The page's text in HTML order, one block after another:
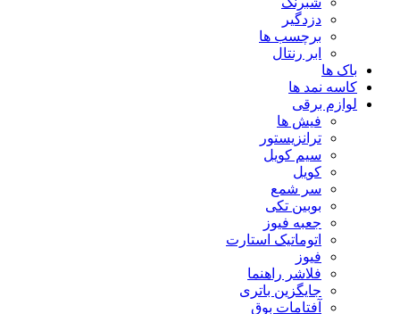
دزدگیر
برچسب ها
ابر رنتال
باک ها
کاسه نمد ها
لوازم برقی
فیش ها
ترانزیستور
سیم کویل
کویل
سر شمع
بوبین تکی
جعبه فیوز
اتوماتیک استارت
فیوز
فلاشر راهنما
جایگزین باتری
آفتامات بوق